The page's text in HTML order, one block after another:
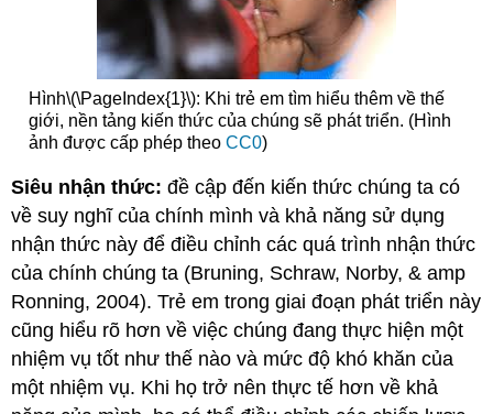
Hình\(\PageIndex{1}\): Khi trẻ em tìm hiểu thêm về thế
giới, nền tảng kiến thức của chúng sẽ phát triển. (Hình
ảnh được cấp phép theo CC0)
Siêu nhận thức: đề cập đến kiến thức chúng ta có
về suy nghĩ của chính mình và khả năng sử dụng
nhận thức này để điều chỉnh các quá trình nhận thức
của chính chúng ta (Bruning, Schraw, Norby, & amp
Ronning, 2004). Trẻ em trong giai đoạn phát triển này
cũng hiểu rõ hơn về việc chúng đang thực hiện một
nhiệm vụ tốt như thế nào và mức độ khó khăn của
một nhiệm vụ. Khi họ trở nên thực tế hơn về khả